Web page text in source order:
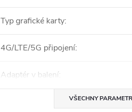
Typ grafické karty:
4G/LTE/5G připojení:
Adaptér v balení:
VŠECHNY